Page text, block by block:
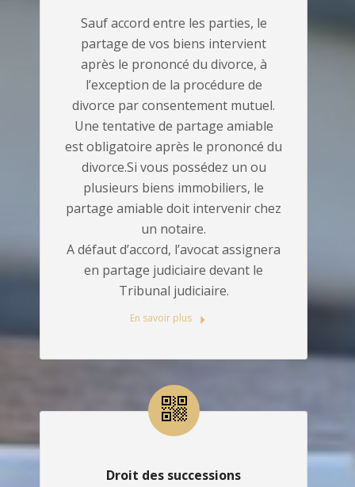
Sauf accord entre les parties, le
partage de vos biens intervient
après le prononcé du divorce, à
l’exception de la procédure de
divorce par consentement mutuel.
Une tentative de partage amiable
est obligatoire après le prononcé du
divorce.Si vous possédez un ou
plusieurs biens immobiliers, le
partage amiable doit intervenir chez
un notaire.
A défaut d’accord, l’avocat assignera
en partage judiciaire devant le
Tribunal judiciaire.
En savoir plus
Droit des successions